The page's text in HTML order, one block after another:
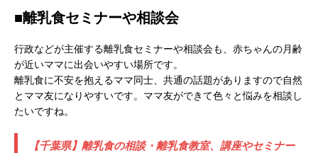
■離乳食セミナーや相談会
行政などが主催する離乳食セミナーや相談会も、赤ちゃんの月齢
が近いママに出会いやすい場所です。
離乳食に不安を抱えるママ同士、共通の話題がありますので自然
とママ友になりやすいです。ママ友ができて色々と悩みを相談し
たいですね。
【千葉県】離乳食の相談・離乳食教室、講座やセミナー